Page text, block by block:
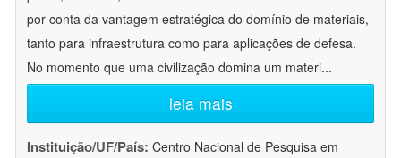
por conta da vantagem estratégica do domínio de materiais,
tanto para infraestrutura como para aplicações de defesa.
No momento que uma civilização domina um materi...
leia mais
Instituição/UF/País: Centro Nacional de Pesquisa em